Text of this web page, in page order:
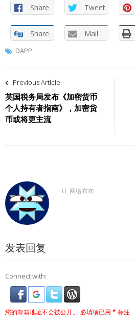
Share Tweet
Share Mail
DAPP
文
章
导
Previous Article
英国税务局发布《加密货币
个人持有者指南》，加密货
币或将更主流
LI, 网络布布
发表回复
Connect with:
您的邮箱地址不会被公开。 必填项已用 * 标注